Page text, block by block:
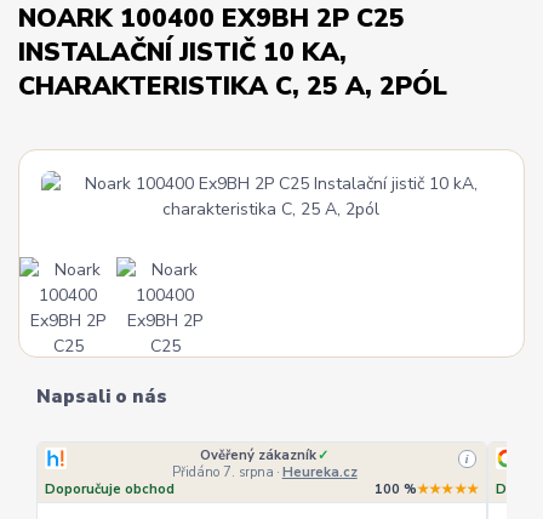
NOARK 100400 EX9BH 2P C25
INSTALAČNÍ JISTIČ 10 KA,
CHARAKTERISTIKA C, 25 A, 2PÓL
Napsali o nás
Ověřený zákazník✓
Přidáno 7. srpna · Heureka.cz
i
Doporučuje obchod 100 %★★★★★